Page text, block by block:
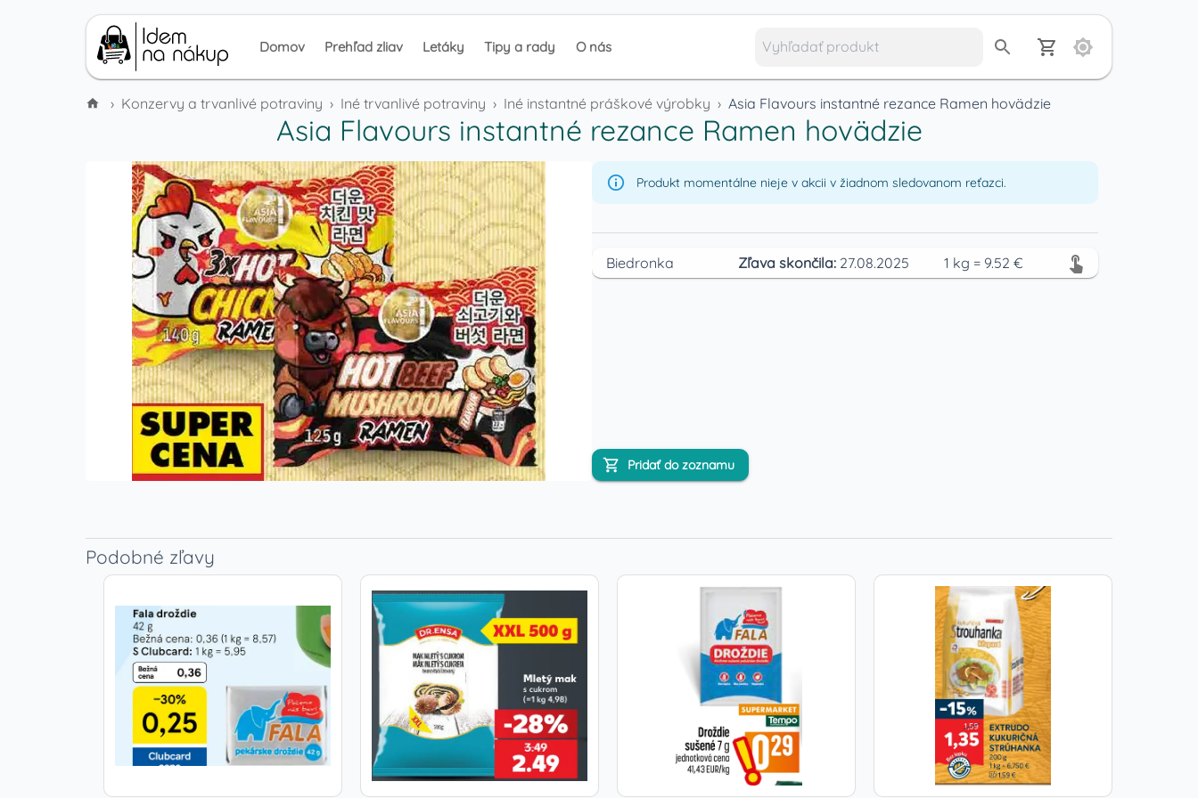
Domov Prehľad zliav Letáky Tipy a rady O nás
› Konzervy a trvanlivé potraviny › Iné trvanlivé potraviny › Iné instantné práškové výrobky › Asia Flavours instantné rezance Ramen hovädzie
Asia Flavours instantné rezance Ramen hovädzie
Produkt momentálne nieje v akcii v žiadnom sledovanom reťazci.
Biedronka Zľava skončila: 27.08.2025 1 kg = 9.52 €
Pridať do zoznamu
Podobné zľavy